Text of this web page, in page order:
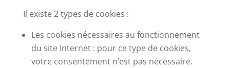
Il existe 2 types de cookies :
Les cookies nécessaires au fonctionnement
du site Internet : pour ce type de cookies,
votre consentement n’est pas nécessaire.